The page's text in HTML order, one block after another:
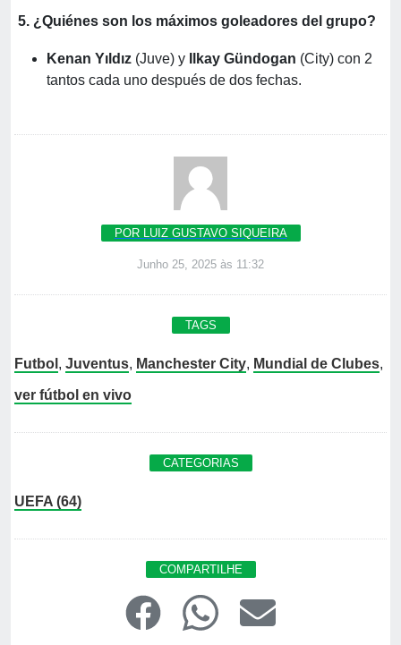
5. ¿Quiénes son los máximos goleadores del grupo?
Kenan Yıldız (Juve) y Ilkay Gündogan (City) con 2
tantos cada uno después de dos fechas.
POR LUIZ GUSTAVO SIQUEIRA
Junho 25, 2025 às 11:32
TAGS
Futbol , Juventus, Manchester City, Mundial de Clubes,
ver fútbol en vivo
CATEGORIAS
UEFA (64)
COMPARTILHE